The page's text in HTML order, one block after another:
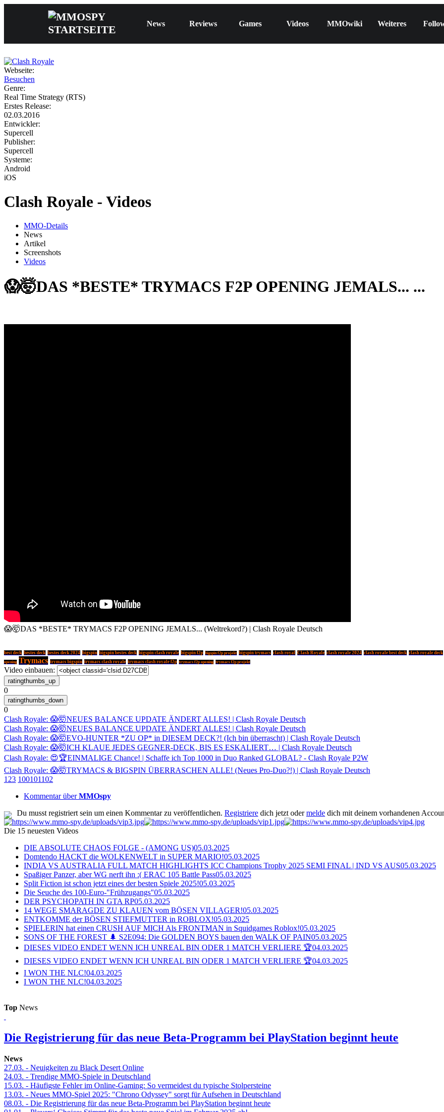
News Reviews Games Videos MMOwiki Weiteres
Webseite:
Besuchen
Genre:
Real Time Strategy (RTS)
Erstes Release:
02.03.2016
Entwickler:
Supercell
Publisher:
Supercell
Systeme:
Android
iOS
Clash Royale - Videos
MMO-Details
News
Artikel
Screenshots
Videos
😱🤯DAS *BESTE* TRYMACS F2P OPENING JEMALS... ...
😱🤯DAS *BESTE* TRYMACS F2P OPENING JEMALS... (Weltrekord?) | Clash Royale Deutsch
best deck bestes deck bestes deck 2024 bigspin bigspin bestes deck bigspin clash royale bigspin f2p bigspin f2p projekt bigspin trymacs clash royal Clash Royale clash royale 2024 clash royale best deck clash royale deck
opening Trymacs trymacs bigspin trymacs clash royale trymacs clash royale f2p trymacs f2p opening trymacs f2p projekt
Video einbauen:
0
0
Clash Royale: 😱🤯NEUES BALANCE UPDATE ÄNDERT ALLES! | Clash Royale Deutsch
Clash Royale: 😱🤯NEUES BALANCE UPDATE ÄNDERT ALLES! | Clash Royale Deutsch
Clash Royale: 😱🤯EVO-HUNTER *ZU OP* in DIESEM DECK?! (Ich bin überrascht) | Clash Royale Deutsch
Clash Royale: 😱🤯ICH KLAUE JEDES GEGNER-DECK, BIS ES ESKALIERT… | Clash Royale Deutsch
Clash Royale: 😍🏆EINMALIGE Chance! | Schaffe ich Top 1000 in Duo Ranked GLOBAL? - Clash Royale P2W
Clash Royale: 😱🤯TRYMACS & BIGSPIN ÜBERRASCHEN ALLE! (Neues Pro-Duo?!) | Clash Royale Deutsch
1 23 100101102
Kommentar überMMOspy
Du musst registriert sein um einen Kommentar zu veröffentlichen. Registriere dich jetzt odermelde dich mit deinem vorhandenen
Die 15 neuesten Videos
DIE ABSOLUTE CHAOS FOLGE - (AMONG US)05.03.2025
Domtendo HACKT die WOLKENWELT in SUPER MARIO!05.03.2025
INDIA VS AUSTRALIA FULL MATCH HIGHLIGHTS ICC Champions Trophy 2025 SEMI FINAL | IND VS AUS05.03.2025
Spaßiger Panzer, aber WG nerft ihn :( ERAC 105 Battle Pass05.03.2025
Split Fiction ist schon jetzt eines der besten Spiele 2025!05.03.2025
Die Seuche des 100-Euro-"Frühzugangs"05.03.2025
DER PSYCHOPATH IN GTA RP05.03.2025
14 WEGE SMARAGDE ZU KLAUEN vom BÖSEN VILLAGER!05.03.2025
ENTKOMME der BÖSEN STIEFMUTTER in ROBLOX!05.03.2025
SPIELERIN hat einen CRUSH AUF MICH Als FRONTMAN in Squidgames Roblox!05.03.2025
SONS OF THE FOREST 🌲 S2E094: Die GOLDEN BOYS bauen den WALK OF PAIN05.03.2025
DIESES VIDEO ENDET WENN ICH UNREAL BIN ODER 1 MATCH VERLIERE 🏆04.03.2025
DIESES VIDEO ENDET WENN ICH UNREAL BIN ODER 1 MATCH VERLIERE 🏆04.03.2025
I WON THE NLC!04.03.2025
I WON THE NLC!04.03.2025
Top News
Die Registrierung für das neue Beta-Programm bei PlayStation beginnt heute
News
27.03. - Neuigkeiten zu Black Desert Online
24.03. - Trendige MMO-Spiele in Deutschland
15.03. - Häufigste Fehler im Online-Gaming: So vermeidest du typische Stolpersteine
13.03. - Neues MMO-Spiel 2025: "Chrono Odyssey" sorgt für Aufsehen in Deutschland
08.03. - Die Registrierung für das neue Beta-Programm bei PlayStation beginnt heute